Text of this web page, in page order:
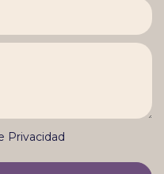
Privacidad